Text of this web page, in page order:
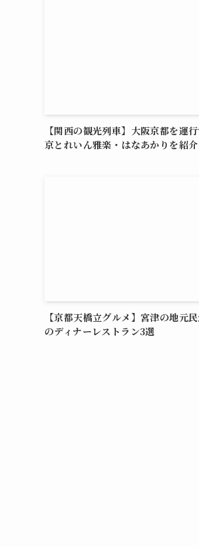
【関西の観光列車】大阪京都を運
京とれいん雅楽・はなあかりを紹介
【京都天橋立グルメ】宮津の地元
のディナーレストラン3選